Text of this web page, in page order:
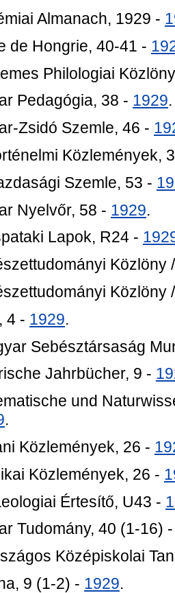
Almanach, 1929 -
de Hongrie, 40-41 -
Philologiai
Pedagógia, 38 - 1929.
Zsidó Szemle, 46 -
Közlemények,
Szemle, 53 -
Nyelvőr, 58 - 1929.
Lapok, R24 -
Közlöny
Közlöny
4 - 1929.
Sebésztársaság
Jahrbücher, 9 -
und
.
Közlemények, 26 -
Közlemények, 26 -
Értesítő, U43 -
Tudomány, 40 (1-16)
Középiskolai
9 (1-2) - 1929.